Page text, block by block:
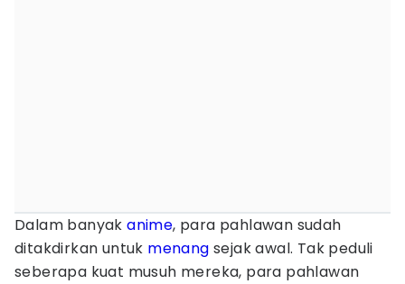
Dalam banyakanime, para pahlawan sudah
ditakdirkan untuk menang sejak awal. Tak peduli
seberapa kuat musuh mereka, para pahlawan